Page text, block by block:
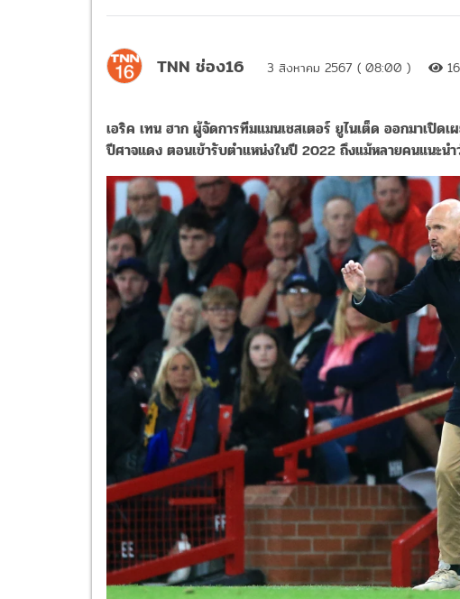
TNN ช่อง16 3 สิงหาคม 2567 ( 08:00 )
เอริค เทน ฮาก ผู้จัดการทีมแมนเชสเตอร์ ยูไนเต็ด ออกมาเปิ
ปีศาจแดง ตอนเข้ารับตำแหน่งในปี 2022 ถึงแม้หลายคนแนะนำ